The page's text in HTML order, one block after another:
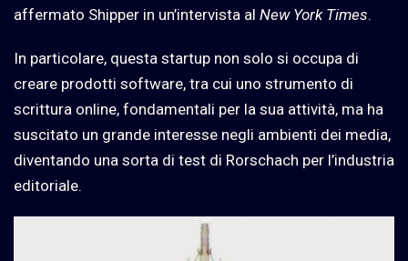
affermato Shipper in un’intervista al New York Times.
In particolare, questa startup non solo si occupa di
creare prodotti software, tra cui uno strumento di
scrittura online, fondamentali per la sua attività, ma ha
suscitato un grande interesse negli ambienti dei media,
diventando una sorta di test di Rorschach per l’industria
editoriale.